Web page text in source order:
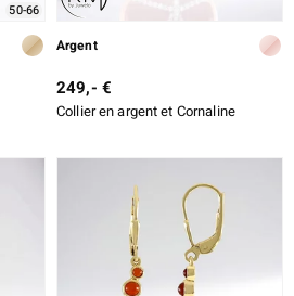
50-66
Argent
249,- €
Collier en argent et Cornaline